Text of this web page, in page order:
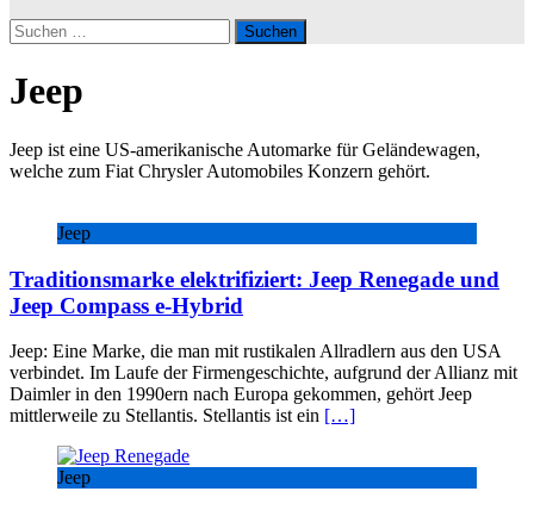
Suchen
nach:
Jeep
Jeep ist eine US-amerikanische Automarke für Geländewagen,
welche zum Fiat Chrysler Automobiles Konzern gehört.
Jeep
Traditionsmarke elektrifiziert: Jeep Renegade und
Jeep Compass e-Hybrid
Jeep: Eine Marke, die man mit rustikalen Allradlern aus den USA
verbindet. Im Laufe der Firmengeschichte, aufgrund der Allianz mit
Daimler in den 1990ern nach Europa gekommen, gehört Jeep
mittlerweile zu Stellantis. Stellantis ist ein […]
Jeep